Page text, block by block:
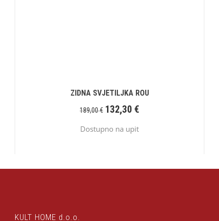
ZIDNA SVJETILJKA ROU
189,00€ 132,30 €
Dostupno na upit
KULT HOME d.o.o.